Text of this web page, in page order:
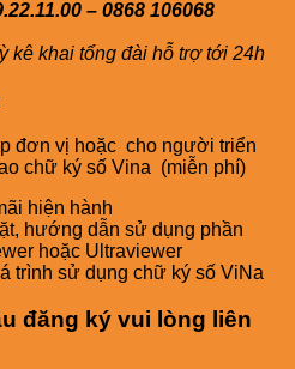
– 0868 106068
kê khai tổng đài hỗ trợ tới 24h
đơn vị hoặc cho người triển
chữ ký số Vina (miễn phí)
hiện hành
hướng dẫn sử dụng phần
hoặc Ultraviewer
trình sử dụng chữ ký số ViNa
đăng ký vui lòng liên